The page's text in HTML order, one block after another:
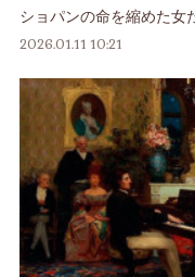
ショパンの命を縮めた
2026.01.11 10:21